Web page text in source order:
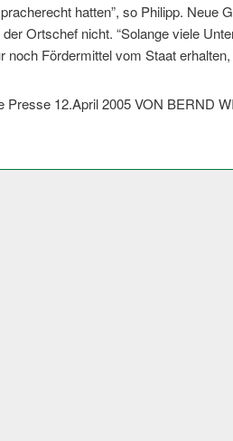
hatten”, so Philipp. Neue
Ortschef nicht. “Solange viele
noch Fördermittel vom Staat
Presse 12.April 2005 VON BERND